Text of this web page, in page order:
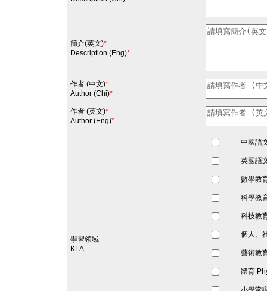
簡介(英文)*
Description (Eng)*
作者 (中文)*
Author (Chi)*
作者 (英文)*
Author (Eng)*
學習領域
KLA
中國語
英國語
數學教
科學教
科技教
個人、
藝術教
體育